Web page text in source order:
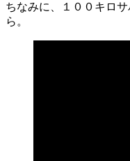
ちなみに、１００キロ
ら。